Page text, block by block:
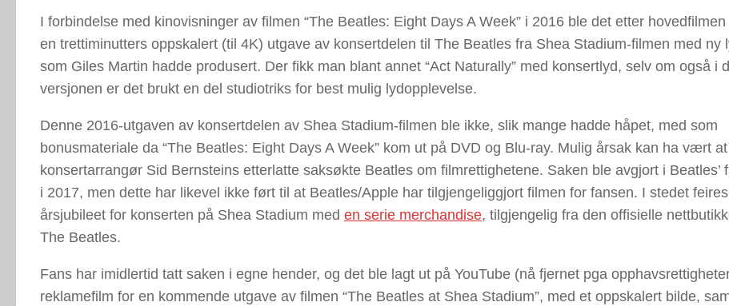
I forbindelse med kinovisninger av filmen “The Beatles: Eight Days A Week” i 2016 ble det etter
en trettiminutters oppskalert (til 4K) utgave av konsertdelen til The Beatles fra Shea Stadium-filmen med ny
som Giles Martin hadde produsert. Der fikk man blant annet “Act Naturally” med konsertlyd, selv om også i
versjonen er det brukt en del studiotriks for best mulig lydopplevelse.
Denne 2016-utgaven av konsertdelen av Shea Stadium-filmen ble ikke, slik mange hadde håpet, med som
bonusmateriale da “The Beatles: Eight Days A Week” kom ut på DVD og Blu-ray. Mulig årsak kan ha vært at
konsertarrangør Sid Bernsteins etterlatte saksøkte Beatles om filmrettighetene. Saken ble avgjort i Beatles’
i 2017, men dette har likevel ikke ført til at Beatles/Apple har tilgjengeliggjort filmen for fansen. I stedet
årsjubileet for konserten på Shea Stadium med en serie merchandise, tilgjengelig fra den offisielle
The Beatles.
Fans har imidlertid tatt saken i egne hender, og det ble lagt ut på YouTube (nå fjernet pga
reklamefilm for en kommende utgave av filmen “The Beatles at Shea Stadium”, med et oppskalert bilde,